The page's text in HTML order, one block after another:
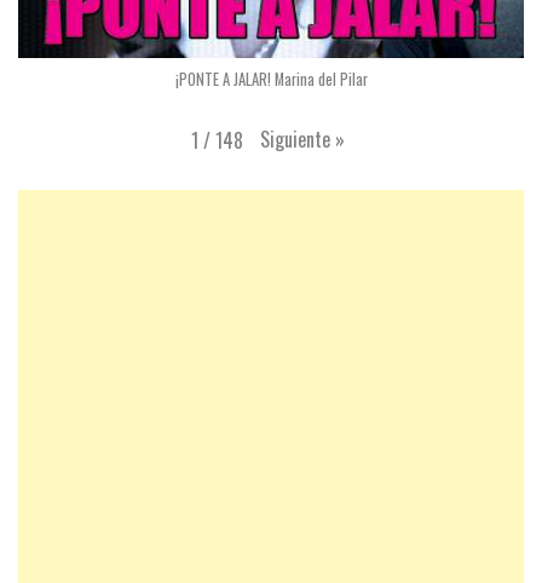
¡PONTE A JALAR! Marina del Pilar
1 /148 Siguiente »